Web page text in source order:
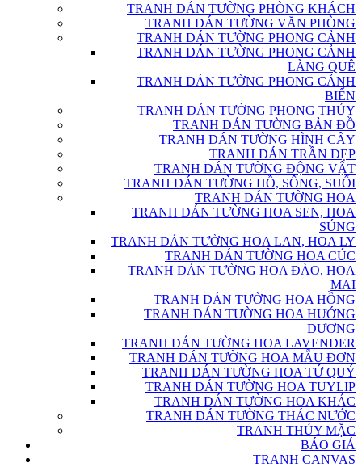
TRANH DÁN TƯỜNG PHÒNG KHÁCH
TRANH DÁN TƯỜNG VĂN PHÒNG
TRANH DÁN TƯỜNG PHONG CẢNH
TRANH DÁN TƯỜNG PHONG CẢNH
LÀNG QUÊ
TRANH DÁN TƯỜNG PHONG CẢNH
BIỂN
TRANH DÁN TƯỜNG PHONG THỦY
TRANH DÁN TƯỜNG BẢN ĐỒ
TRANH DÁN TƯỜNG HÌNH CÂY
TRANH DÁN TRẦN ĐẸP
TRANH DÁN TƯỜNG ĐỘNG VẬT
TRANH DÁN TƯỜNG HỒ, SÔNG, SUỐI
TRANH DÁN TƯỜNG HOA
TRANH DÁN TƯỜNG HOA SEN, HOA
SÚNG
TRANH DÁN TƯỜNG HOA LAN, HOA LY
TRANH DÁN TƯỜNG HOA CÚC
TRANH DÁN TƯỜNG HOA ĐÀO, HOA
MAI
TRANH DÁN TƯỜNG HOA HỒNG
TRANH DÁN TƯỜNG HOA HƯỚNG
DƯƠNG
TRANH DÁN TƯỜNG HOA LAVENDER
TRANH DÁN TƯỜNG HOA MẪU ĐƠN
TRANH DÁN TƯỜNG HOA TỨ QUÝ
TRANH DÁN TƯỜNG HOA TUYLIP
TRANH DÁN TƯỜNG HOA KHÁC
TRANH DÁN TƯỜNG THÁC NƯỚC
TRANH THỦY MẶC
BÁO GIÁ
TRANH CANVAS